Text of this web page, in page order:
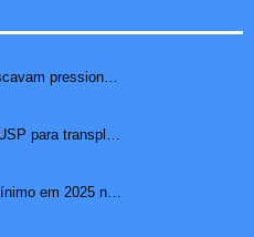
Cartas de ministros do STF não buscavam pressionar, diz pr...
Morre porco clonado em projeto da USP para transplante de �...
Desmatamento tem novo recorde mínimo em 2025 na mata atlâ...